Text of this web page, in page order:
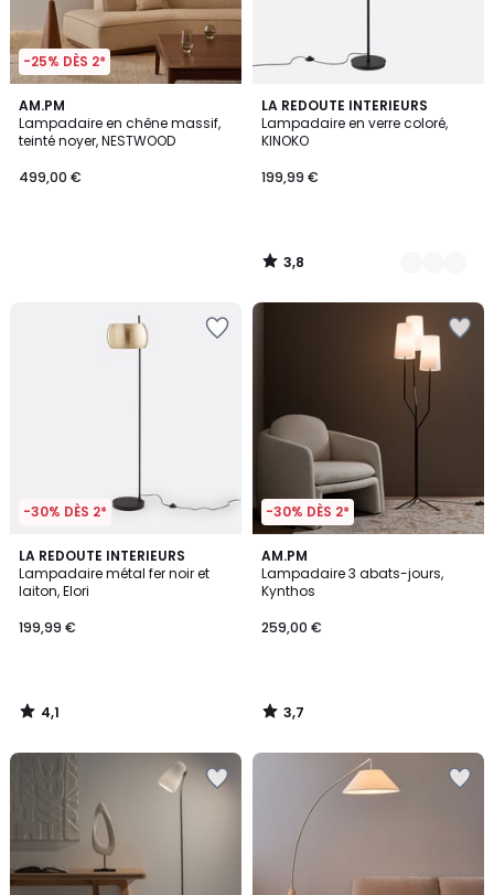
-25% DÈS 2*
AM.PM
Lampadaire en chêne massif,
teinté noyer, NESTWOOD
499,00 €
LA REDOUTE INTERIEURS
Lampadaire en verre coloré,
KINOKO
199,99 €
3,8
/ 5
5
Couleurs
3,8
/
-30% DÈS 2*
LA REDOUTE INTERIEURS
Lampadaire métal fer noir et
laiton, Elori
199,99 €
4,1
/ 5
4,1
/
-30% DÈS 2*
AM.PM
Lampadaire 3 abats-jours,
Kynthos
259,00 €
3,7
/ 5
3,7
/